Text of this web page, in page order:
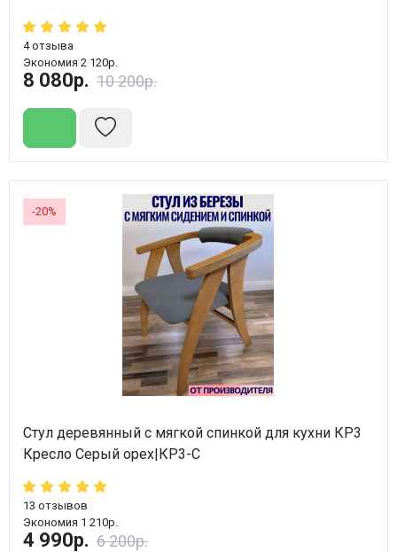
4отзыва
Экономия 2 120р.
8 080р. 10 200р.
-20%
Стул деревянный с мягкой спинкой для кухни КР3
Кресло Серый орех|КР3-С
13 отзывов
Экономия 1 210р.
4 990р. 6 200р.